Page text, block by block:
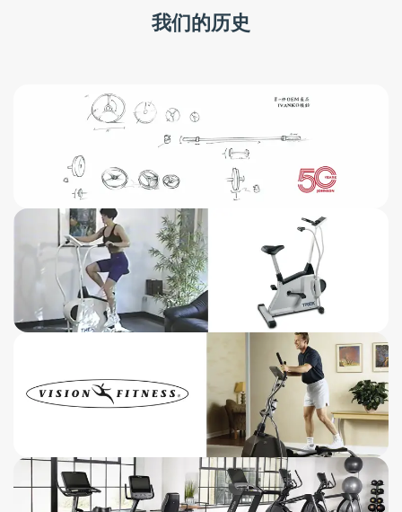
我们的历史